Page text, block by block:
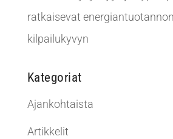
ratkaisevat
kilpailukyvyn
Kategoriat
Ajankohtaista
Artikkelit